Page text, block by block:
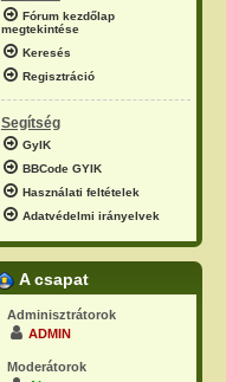
Fórum kezdőlap
megtekintése
Keresés
Regisztráció
Segítség
GyIK
BBCode GYIK
Használati feltételek
Adatvédelmi irányelvek
A csapat
Adminisztrátorok
ADMIN
Moderátorok